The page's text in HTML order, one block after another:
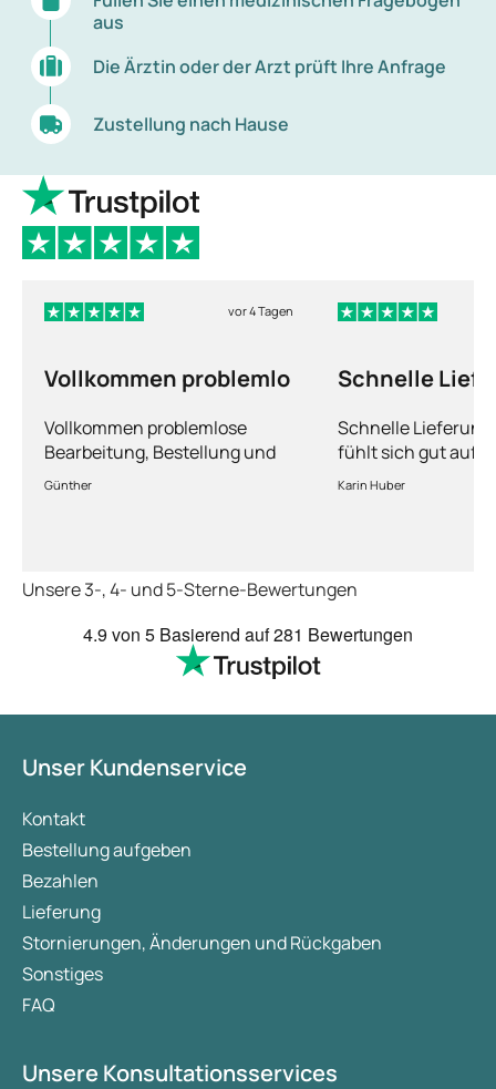
aus
Die Ärztin oder der Arzt prüft Ihre Anfrage
Zustellung nach Hause
vor 4 Tagen
Vollkommen problemlo
Vollkommen problemlose
Bearbeitung, Bestellung und
Lieferung
Günther
Schnelle
Schnelle Lieferung
fühlt sich gut
Fragen kann man
Karin Huber
Unsere 3-, 4- und 5-Sterne-Bewertungen
4.9 von 5 Basierend auf281 Bewertungen
Unser Kundenservice
Kontakt
Bestellung aufgeben
Bezahlen
Lieferung
Stornierungen, Änderungen und Rückgaben
Sonstiges
FAQ
Unsere Konsultationsservices